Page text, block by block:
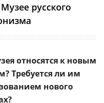
русского
относятся к новым
Требуется ли им
нового